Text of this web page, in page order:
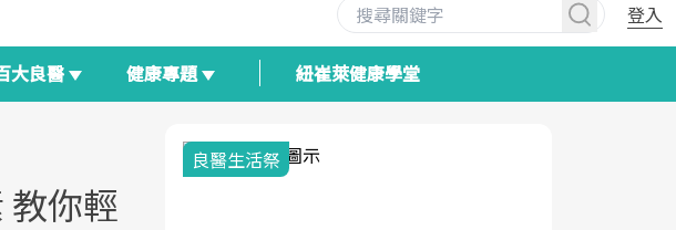
登入
大良醫 健康專題 紐崔萊健康學堂
你輕
良醫生活祭